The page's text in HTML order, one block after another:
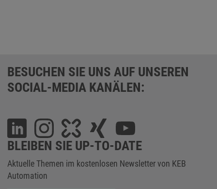
BESUCHEN SIE UNS AUF UNSEREN
SOCIAL-MEDIA KANÄLEN:
BLEIBEN SIE UP-TO-DATE
Aktuelle Themen im kostenlosen Newsletter von KEB
Automation